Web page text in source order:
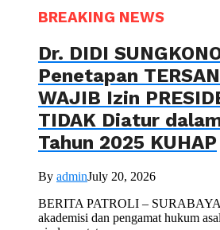
BREAKING NEWS
Dr. DIDI
Penetapan
WAJIB Izin
TIDAK Diatur
Tahun 2025 KUHAP
By adminJuly 20, 2026
BERITA PATROLI –
akademisi dan pengamat hukum